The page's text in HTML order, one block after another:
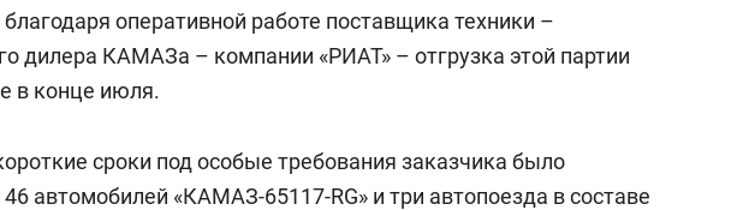
благодаря оперативной работе поставщика техники –
дилера КАМАЗа – компании «РИАТ» – отгрузка этой партии
в конце июля.
сроки под особые требования заказчика было
46 автомобилей «КАМАЗ-65117-RG» и три автопоезда в составе
150 камер до квартиры и Face
ID вместо ключа: какой будет
безопасность в ЖК «Нова»
Опыт выживания в
природе, работа
с ментальным и